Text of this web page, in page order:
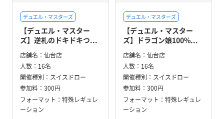
デュエル・マスターズ
【デュエル・マスター
ズ】逆札のドキドキつ...
店舗名： 仙台店
人数： 16名
開催種別： スイスドロー
参加料： 300円
フォーマット：特殊レギュレ
ーション
デュエル・マスターズ
【デュエル・マスター
ズ】ドラゴン娘100%...
店舗名： 仙台店
人数： 16名
開催種別： スイスドロー
参加料： 300円
フォーマット：特殊レギュレ
ーション